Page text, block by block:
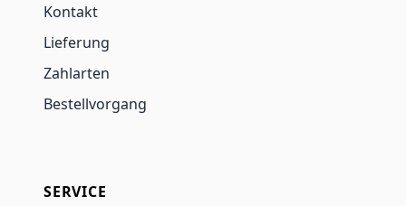
Kontakt
Lieferung
Zahlarten
Bestellvorgang
SERVICE